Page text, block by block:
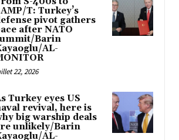
T: Turkey’s
pivot gathers
after NATO
Barin
AL-
22, 2026
Turkey eyes US
revival, here is
big warship deals
unlikely/Barin
AL-